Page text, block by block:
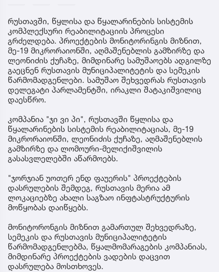
რუსთავში, წყლისა და წყალარინების სისტემის
კომპლექსური რეაბილიტაციის პროცესი
გრძელდება. პროექტების მონიტორინგის მიზნით,
მე-19 მიკრორაიონში, აღმაშენებლის გამზირზე და
ლეონიძის ქუჩაზე, მიმდინარე სამუშაოებს ადგილზე
გაეცნენ რუსთავის მუნიციპალიტეტის და სემეკის
წარმომადგენლები. სამუშაო შეხვედრას რუსთავის
დელეგატი პარლამენტში, ირაკლი შატაკიშვილიც
დაესწრო.
კომპანია "ჯი ვი პი", რუსთავში წყლისა და
წყალარინების სისტემის რეაბილიტაციას, მე-19
მიკრორაიონში, ლეონიძის ქუჩაზე, აღმაშენებლის
გამზირზე და ლომოური-მელიქიშვილის
გასასვლელებში აწარმოებს.
"ჯორჯიან უოთერ ენდ ფაუერის" პროექტების
დასრულების შემდეგ, რუსთავის მერია ამ
ლოკაციებზე ახალი საგზაო ინფტასტრუქტურის
მოწყობას დაიწყებს.
მონიტორონგის მიზნით გამართულ შეხვედრაზე,
სემეკის და რუსთავის მუნიციპალიტეტის
წარმომადგენლებმა, წყალმომარაგების კომპანიას,
მიმდინარე პროექტების ვადების დაცვით
დასრულება მოსთხოვეს.